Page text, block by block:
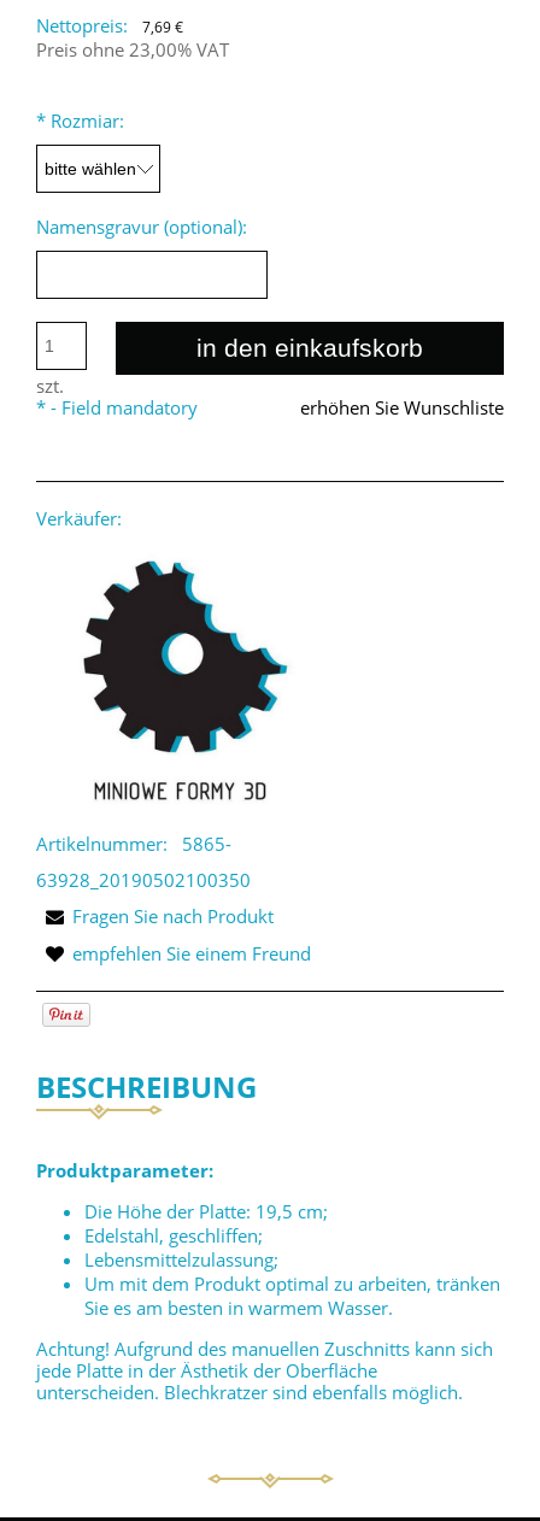
Nettopreis:
7,69 €
Preis ohne 23,00% VAT
* Rozmiar:
Namensgravur (optional):
szt.
in den einkaufskorb
erhöhen Sie Wunschliste
* - Field mandatory
Verkäufer:
Artikelnummer:
5865-
63928_20190502100350
Fragen Sie nach Produkt
empfehlen Sie einem Freund
BESCHREIBUNG
Produktparameter:
Die Höhe der Platte: 19,5 cm;
Edelstahl, geschliffen;
Lebensmittelzulassung;
Um mit dem Produkt optimal zu arbeiten, tränken
Sie es am besten in warmem Wasser.
Achtung! Aufgrund des manuellen Zuschnitts kann sich
jede Platte in der Ästhetik der Oberfläche
unterscheiden. Blechkratzer sind ebenfalls möglich.